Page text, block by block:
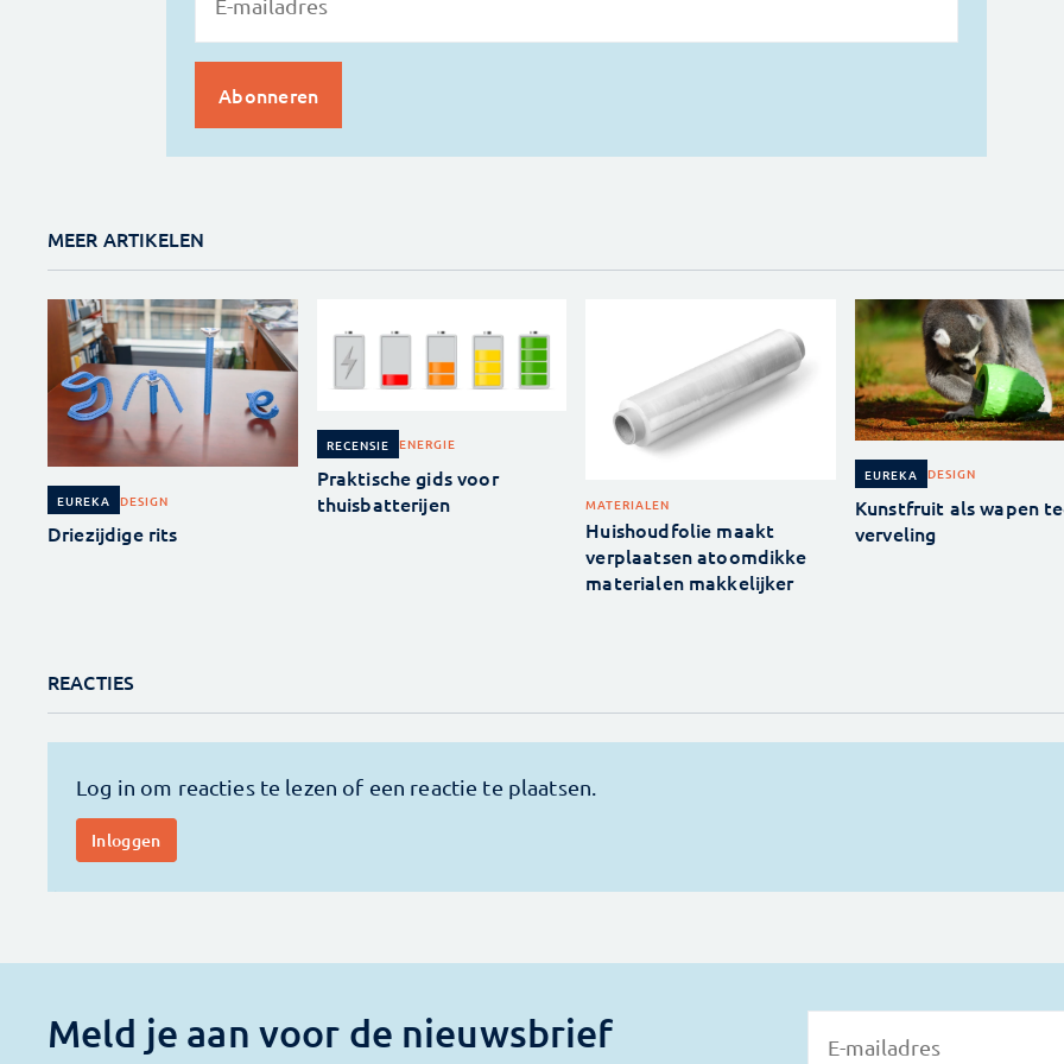
MEER ARTIKELEN
EUREKA DESIGN
Driezijdige rits
RECENSIE ENERGIE
Praktische gids voor
thuisbatterijen
MATERIALEN
Huishoudfolie maakt
verplaatsen atoomdikke
materialen makkelijker
EUREKA DESIGN
Kunstfruit als wapen
verveling
REACTIES
Meld je aan voor de nieuwsbrief